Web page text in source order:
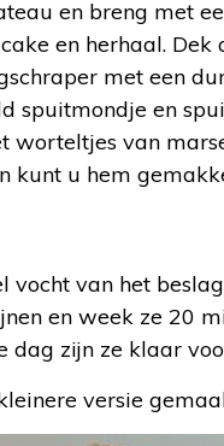
en breng met
en herhaal. Dek
met een
spuitmondje en
worteltjes van
kunt u hem
vocht van het
en week ze 20
dag zijn ze klaar
versie